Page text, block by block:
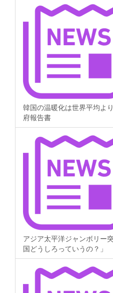
韓国の温暖化は世界平均よ
府報告書
アジア太平洋ジャンボリー
国どうしろっていうの？」